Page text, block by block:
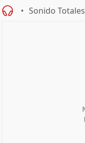
Sonido Totales